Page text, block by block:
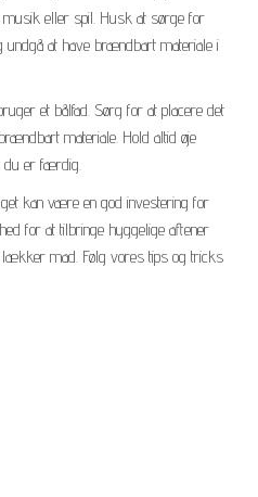
eller spil. Husk at sørge for
undgå at have brændbart materiale i
et bålfad. Sørg for at placere det
materiale. Hold altid øje
du er færdig.
kan være en god investering for
for at tilbringe hyggelige aftener
mad. Følg vores tips og tricks